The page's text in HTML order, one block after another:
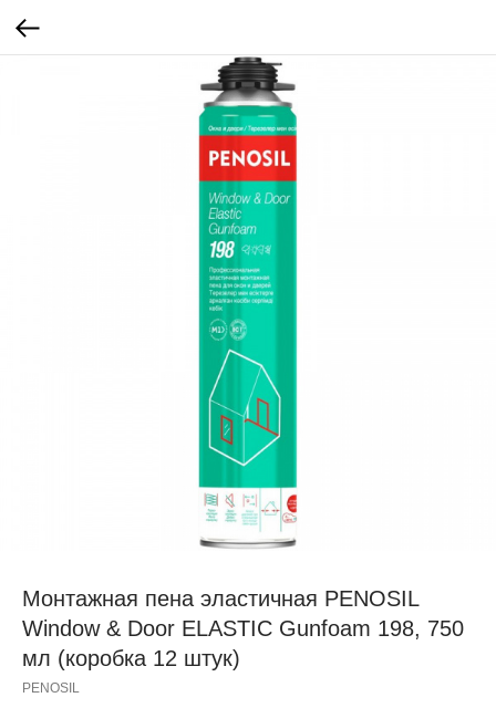
Монтажная пена эластичная PENOSIL
Window & Door ELASTIC Gunfoam 198, 750
мл (коробка 12 штук)
PENOSIL